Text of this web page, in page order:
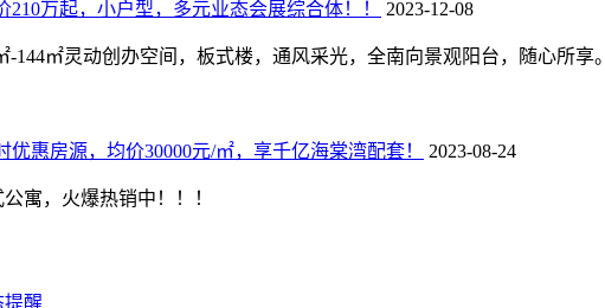
210万起，小户型，多元业态会展综合体！！ 2023-12-08
-144㎡灵动创办空间，板式楼，通风采光，全南向景观阳台，随心所享。
惠房源，均价30000元/㎡，享千亿海棠湾配套！ 2023-08-24
寓，火爆热销中！！！
提醒